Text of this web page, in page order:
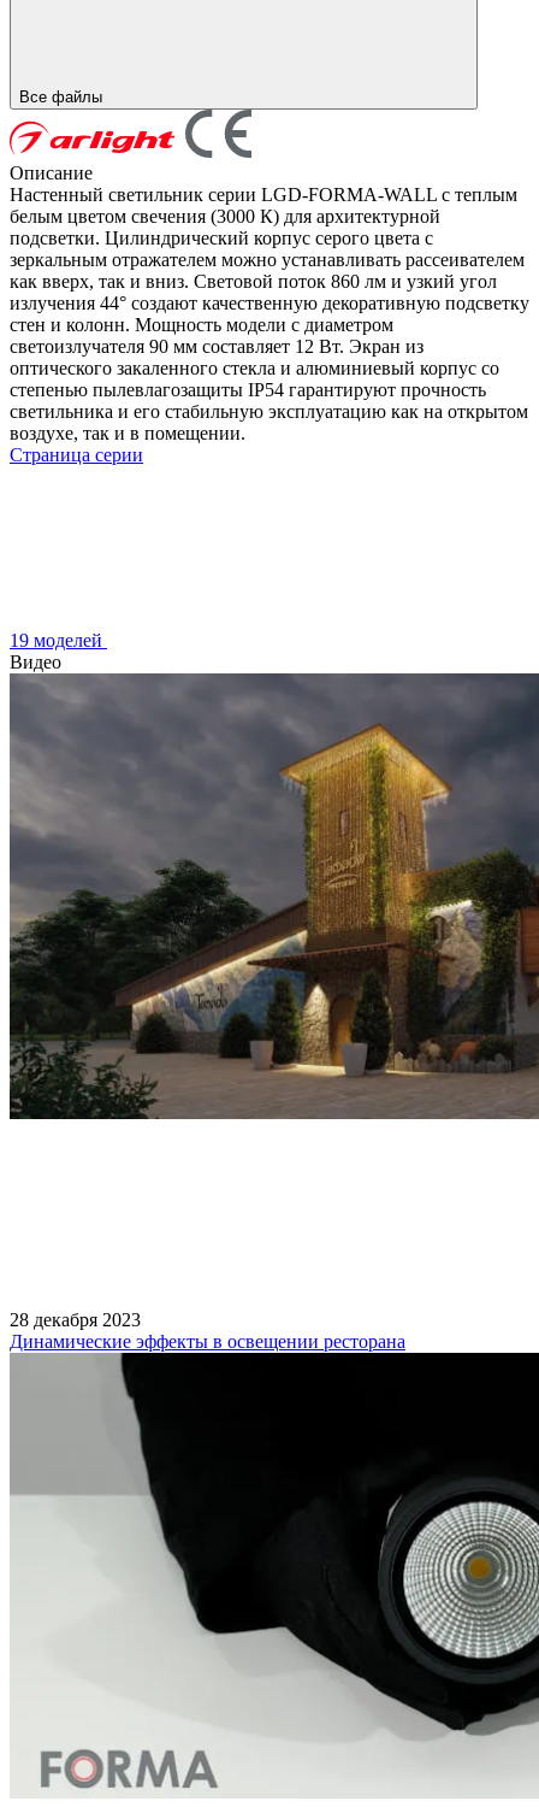
Все файлы
Описание
Настенный светильник серии LGD-FORMA-WALL с теплым
белым цветом свечения (3000 К) для архитектурной
подсветки. Цилиндрический корпус серого цвета с
зеркальным отражателем можно устанавливать рассеивателем
как вверх, так и вниз. Световой поток 860 лм и узкий угол
излучения 44° создают качественную декоративную подсветку
стен и колонн. Мощность модели с диаметром
светоизлучателя 90 мм составляет 12 Вт. Экран из
оптического закаленного стекла и алюминиевый корпус со
степенью пылевлагозащиты IP54 гарантируют прочность
светильника и его стабильную эксплуатацию как на открытом
воздухе, так и в помещении.
Страница серии
19 моделей
Видео
28 декабря 2023
Динамические эффекты в освещении ресторана